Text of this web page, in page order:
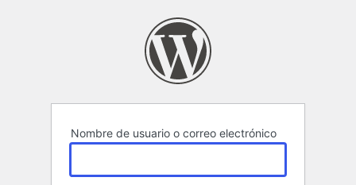
Nombre de usuario o correo electrónico